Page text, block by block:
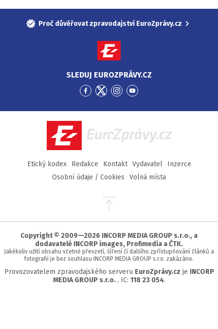
Proč důvěřovat zpravodajství EuroZprávy.cz
SLEDUJ EUROZPRÁVY.CZ
Přejít
Facebook
Přejít
Twitter
Přejít
Instagram
Přejít
YouTube
EuroZprávy.cz
Etický kodex Redakce Kontakt Vydavatel
Inzerce
Osobní údaje / Cookies
Volná místa
Přejít
stránky
Copyright © 2009—2026 INCORP MEDIA GROUP s.r.o., a
dodavatelé INCORP images, Profimedia a ČTK.
Jakékoliv užití obsahu včetně převzetí, šíření či dalšího zpřístupňování článků a
fotografií je bez souhlasu INCORP MEDIA GROUP s.r.o. zakázáno.
Provozovatelem zpravodajského serveru EuroZprávy.cz je INCORP
MEDIA GROUP s.r.o. , IC: 118 23 054.